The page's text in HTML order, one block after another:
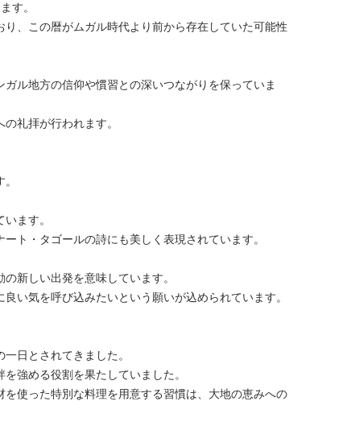
す。
、この暦がムガル時代より前から存在していた可能性
ル地方の信仰や慣習との深いつながりを保っていま
礼拝が行われます。
ます。
ト・タゴールの詩にも美しく表現されています。
新しい出発を意味しています。
い気を呼び込みたいという願いが込められています。
日とされてきました。
強める役割を果たしていました。
使った特別な料理を用意する習慣は、大地の恵みへの